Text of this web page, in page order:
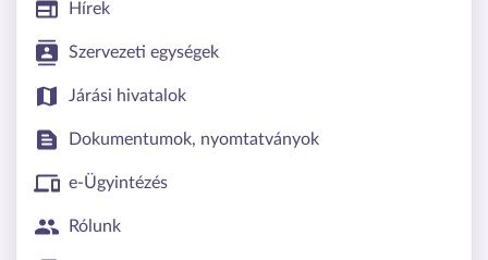
Hírek
Szervezeti egységek
Járási hivatalok
Dokumentumok, nyomtatványok
e-Ügyintézés
Rólunk